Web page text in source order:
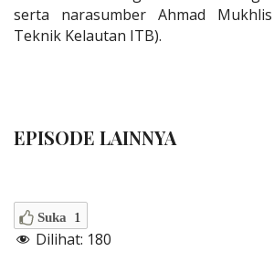
serta narasumber Ahmad
Teknik Kelautan ITB).
EPISODE LAINNYA
Suka 1
Dilihat: 180